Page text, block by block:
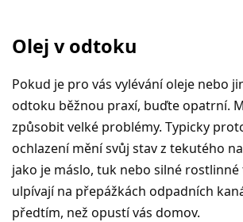
Olej v odtoku
Pokud je pro vás vylévání oleje nebo
odtoku běžnou praxí, buďte opatrní.
způsobit velké problémy. Typicky
ochlazení mění svůj stav z tekutého na
jako je máslo, tuk nebo silné
ulpívají na přepážkách odpadních
předtím, než opustí vás domov.